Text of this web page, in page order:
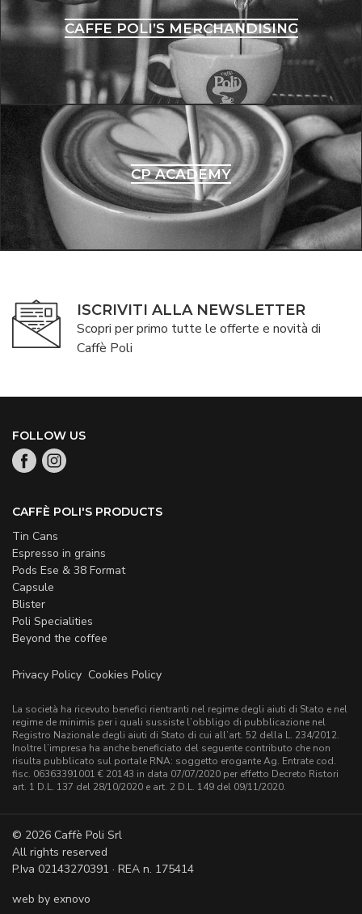
CAFFE POLI’S MERCHANDISING
CP ACADEMY
ISCRIVITI ALLA NEWSLETTER
Scopri per primo tutte le offerte e novità di
Caffè Poli
FOLLOW US
CAFFÈ POLI'S PRODUCTS
Tin Cans
Espresso in grains
Pods Ese & 38 Format
Capsule
Blister
Poli Specialities
Beyond the coffee
Privacy Policy Cookies Policy
La società ha ricevuto benefici rientranti nel regime degli aiuti di Stato e nel
regime de minimis per i quali sussiste l’obbligo di pubblicazione nel
Registro Nazionale degli aiuti di Stato di cui all’art. 52 della L. 234/2012.
Inoltre l’impresa ha anche beneficiato del seguente contributo che non
risulta pubblicato sul portale RNA: soggetto erogante Ag. Entrate cod.
fisc. 06363391001 € 20143 in data 07/07/2020 per effetto Decreto Ristori
art. 1 D.L. 137 del 28/10/2020 e art. 2 D.L. 149 del 09/11/2020.
© 2026 Caffè Poli Srl
All rights reserved
P.Iva 02143270391 · REA n. 175414
web by exnovo